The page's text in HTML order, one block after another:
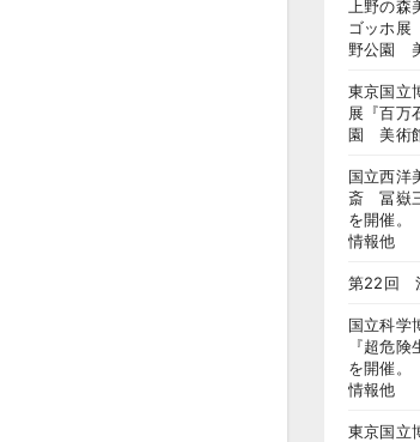
上野の
ゴッホ
野公園
東京国立
展『百万
園 美術
国立西洋
斎 冨嶽
を開催
情報他
第22回
国立科学
『超危
を開催
情報他
東京国立